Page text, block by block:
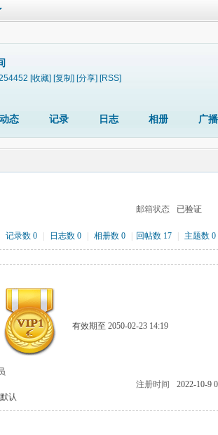
[收藏] [复制] [分享] [RSS]
动态 记录 日志 相册 广播
邮箱状态 已验证
记录数 0 日志数 0 相册数 0 回帖数 17 主题数 0
有效期至 2050-02-23 14:19
注册时间
2022-10-9
认